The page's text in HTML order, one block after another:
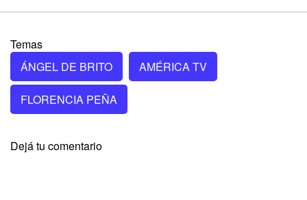
Temas
ÁNGEL DE BRITO
AMÉRICA TV
FLORENCIA PEÑA
Dejá tu comentario